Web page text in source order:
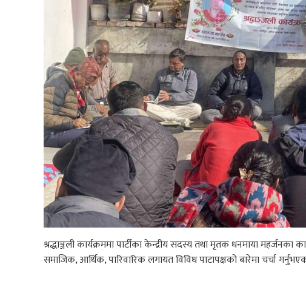
श्रद्धाञ्जली कार्यक्रममा पार्टीका केन्द्रीय सदस्य तथा मृतक धनमाया
समाजिक, आर्थिक, पारिवारिक लगायत विविध पाटापक्षको बारेमा चर्चा